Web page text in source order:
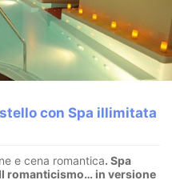
del 25 Aprile in
alla Spa e
con Spa illimitata
e cena romantica. Spa
romanticismo… in versione